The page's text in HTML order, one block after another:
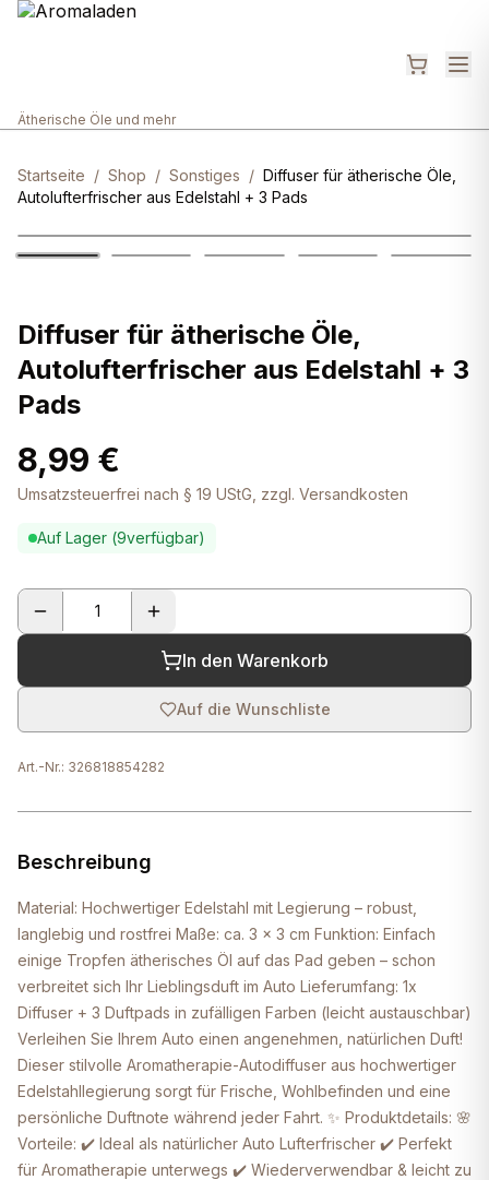
Ätherische Öle und mehr
Startseite / Shop / Sonstiges / Diffuser für ätherische Öle,
Autolufterfrischer aus Edelstahl + 3 Pads
Diffuser für ätherische Öle,
Autolufterfrischer aus Edelstahl + 3
Pads
8,99 €
Umsatzsteuerfrei nach § 19 UStG, zzgl. Versandkosten
Auf Lager (9verfügbar)
In den Warenkorb
Auf die Wunschliste
Art.-Nr.: 326818854282
Beschreibung
Material: Hochwertiger Edelstahl mit Legierung – robust,
langlebig und rostfrei Maße: ca. 3 × 3 cm Funktion: Einfach
einige Tropfen ätherisches Öl auf das Pad geben – schon
verbreitet sich Ihr Lieblingsduft im Auto Lieferumfang: 1x
Diffuser + 3 Duftpads in zufälligen Farben (leicht austauschbar)
Verleihen Sie Ihrem Auto einen angenehmen, natürlichen Duft!
Dieser stilvolle Aromatherapie-Autodiffuser aus hochwertiger
Edelstahllegierung sorgt für Frische, Wohlbefinden und eine
persönliche Duftnote während jeder Fahrt. ✨ Produktdetails: 🌸
Vorteile: ✔️ Ideal als natürlicher Auto Lufterfrischer ✔️ Perfekt
für Aromatherapie unterwegs ✔️ Wiederverwendbar & leicht zu